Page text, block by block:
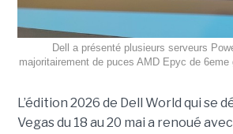
Dell a présenté plusieurs serveurs
majoritairement de puces AMD Epyc de 6eme
L’édition 2026 de Dell World qui se
Vegas du 18 au 20 mai a renoué